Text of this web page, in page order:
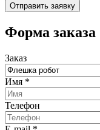
Форма заказа
Заказ
Имя *
Телефон